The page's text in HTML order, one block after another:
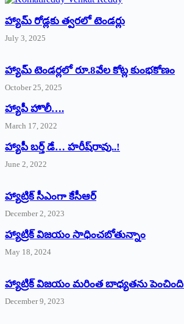
హ్యామ్‌ రోడ్లకు త్వరలో టెండర్లు
July 3, 2025
హ్యామ్‌ ‌టెండర్లలో రూ.8వేల కోట్ల కుంభకోణం
October 25, 2025
హ్యాపీ హొలీ….
March 17, 2022
హ్యాపీ బర్త్ ‌డే… హరీష్‌రావు..!
June 2, 2022
హ్యాట్రిక్‌ ‌సీఎంగా కేసీఆర్‌
December 2, 2023
హ్యాట్రిక్‌ విజయం సాధించబోతున్నాం
May 18, 2024
హ్యాట్రిక్ విజయం మరింత బాధ్యతను పెంచింది
December 9, 2023